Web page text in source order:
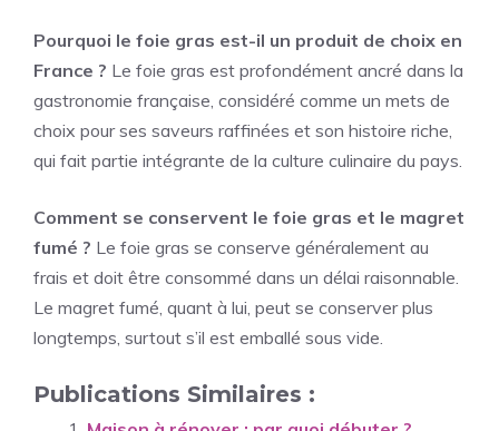
Pourquoi le foie gras est-il un produit de choix en
France ? Le foie gras est profondément ancré dans la
gastronomie française, considéré comme un mets de
choix pour ses saveurs raffinées et son histoire riche,
qui fait partie intégrante de la culture culinaire du pays.
Comment se conservent le foie gras et le magret
fumé ? Le foie gras se conserve généralement au
frais et doit être consommé dans un délai raisonnable.
Le magret fumé, quant à lui, peut se conserver plus
longtemps, surtout s’il est emballé sous vide.
Publications Similaires :